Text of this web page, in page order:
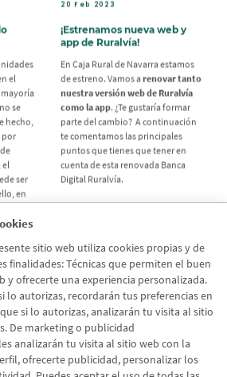
sitio web utiliza cookies propias y de
finalidades: Técnicas que permiten el buen
y ofrecerte una experiencia personalizada.
lo autorizas, recordarán tus preferencias en
si lo autorizas, analizarán tu visita al sitio
De marketing o publicidad
analizarán tu visita al sitio web con la
ofrecerte publicidad, personalizar los
el
se
hecho,
por
ser
en
los
menor
más?
20 Feb 2023
¡Estrenamos nueva web y
app de Ruralvía!
En Caja Rural de Navarra estamos
de estreno. Vamos a renovar tanto
nuestra versión web de Ruralvía
como la app . ¿Te gustaría formar
parte del cambio? A continuación
te comentamos las principales
puntos que tienes que tener en
cuenta de esta renovada Banca
Digital Ruralvía.
2 3 4 5 ›